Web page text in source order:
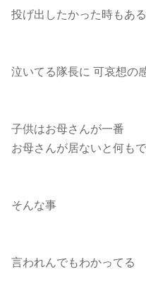
投げ出したかった時もある
泣いてる隊長に 可哀想の
子供はお母さんが一番
お母さんが居ないと何も
そんな事
言われんでもわかってる